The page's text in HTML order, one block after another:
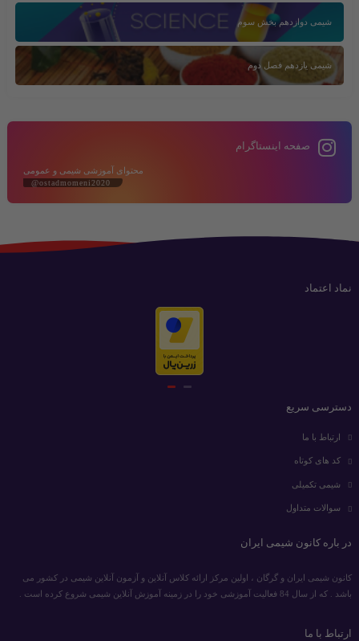
شیمی دوازدهم بخش سوم
شیمی یازدهم فصل دوم
صفحه اینستاگرام
محتوای آموزشی شیمی و عمومی
@ostadmomeni2020
نماد اعتماد
دسترسی سریع
ارتباط با ما
کد های کوتاه
شیمی تکمیلی
سوالات متداول
در باره کانون شیمی ایران
کانون شیمی ایران و گرگان ، اولین مرکز ارائه کلاس آنلاین و آزمون آنلاین شیمی در کشور می
باشد . که از سال 84 فعالیت آموزشی خود را در زمینه آموزش آنلاین شیمی شروع کرده است .
ارتباط با ما